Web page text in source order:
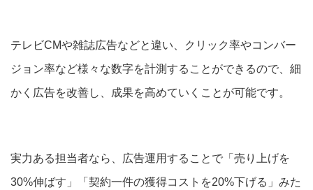
テレビCMや雑誌広告などと違い、クリック率やコンバー
ジョン率など様々な数字を計測することができるので、細
かく広告を改善し、成果を高めていくことが可能です。
実力ある担当者なら、広告運用することで「売り上げを
30%伸ばす」「契約一件の獲得コストを20%下げる」みた